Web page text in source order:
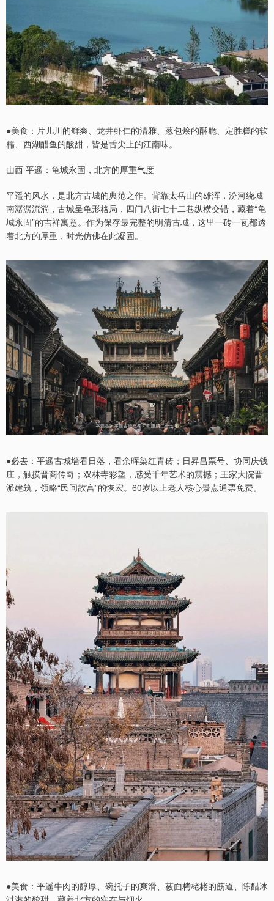
●美食：片儿川的鲜爽、龙井虾仁的清雅、葱包烩的酥脆、定胜糕的软
糯、西湖醋鱼的酸甜，皆是舌尖上的江南味。
山西·平遥：龟城永固，北方的厚重气度
平遥的风水，是北方古城的典范之作。背靠太岳山的雄浑，汾河绕城
南潺潺流淌，古城呈龟形格局，四门八街七十二巷纵横交错，藏着“龟
城永固”的吉祥寓意。作为保存最完整的明清古城，这里一砖一瓦都透
着北方的厚重，时光仿佛在此凝固。
●必去：平遥古城墙看日落，看余晖染红青砖；日昇昌票号、协同庆钱
庄，触摸晋商传奇；双林寺彩塑，感受千年艺术的震撼；王家大院晋
派建筑，领略“民间故宫”的恢宏。60岁以上老人核心景点通票免费。
●美食：平遥牛肉的醇厚、碗托子的爽滑、莜面栲栳栳的筋道、陈醋冰